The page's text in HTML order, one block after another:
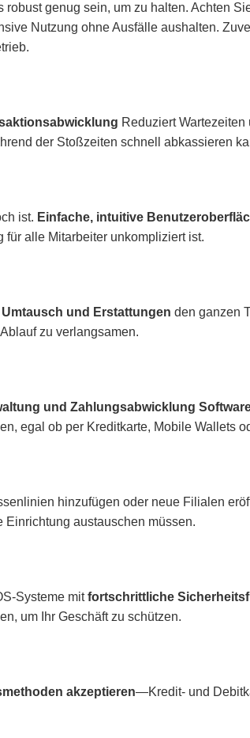
genug sein, um zu halten. Achten
Nutzung ohne Ausfälle aushalten.
Reduziert
der Stoßzeiten schnell abkassieren
ist. Einfache, intuitive
alle Mitarbeiter unkompliziert ist.
und Erstattungen den ganzen
zu verlangsamen.
und Zahlungsabwicklung
egal ob per Kreditkarte, Mobile Wallets
hinzufügen oder neue Filialen
austauschen müssen.
Systeme mitfortschrittliche
um Ihr Geschäft zu schützen.
akzeptieren—Kredit- und